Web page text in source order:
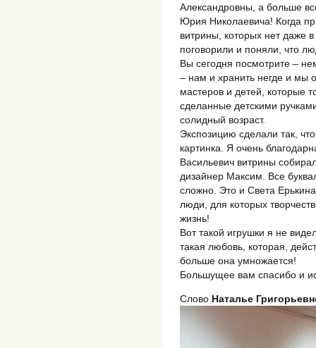
Александровны, а больше
Юрия Николаевича! Когда
витрины, которых нет даже
поговорили и поняли, что
Вы сегодня посмотрите –
– нам и хранить негде и мы
мастеров и детей, которые
сделанные детскими
солидный возраст.
Экспозицию сделали так,
картинка. Я очень
Васильевич витрины
дизайнер Максим. Все
сложно. Это и Света
люди, для которых
жизнь!
Вот такой игрушки я не
такая любовь, которая,
больше она умножается!
Большущее вам спасибо и
Слово Наталье